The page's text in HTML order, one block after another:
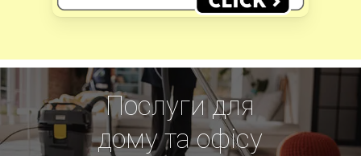
Послуги для
дому та офісу